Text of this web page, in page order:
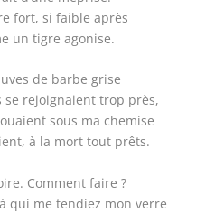
fort, si faible après
un tigre agonise.
de barbe grise
se rejoignaient trop près,
sous ma chemise
à la mort tout prêts.
Comment faire ?
qui me tendiez mon verre